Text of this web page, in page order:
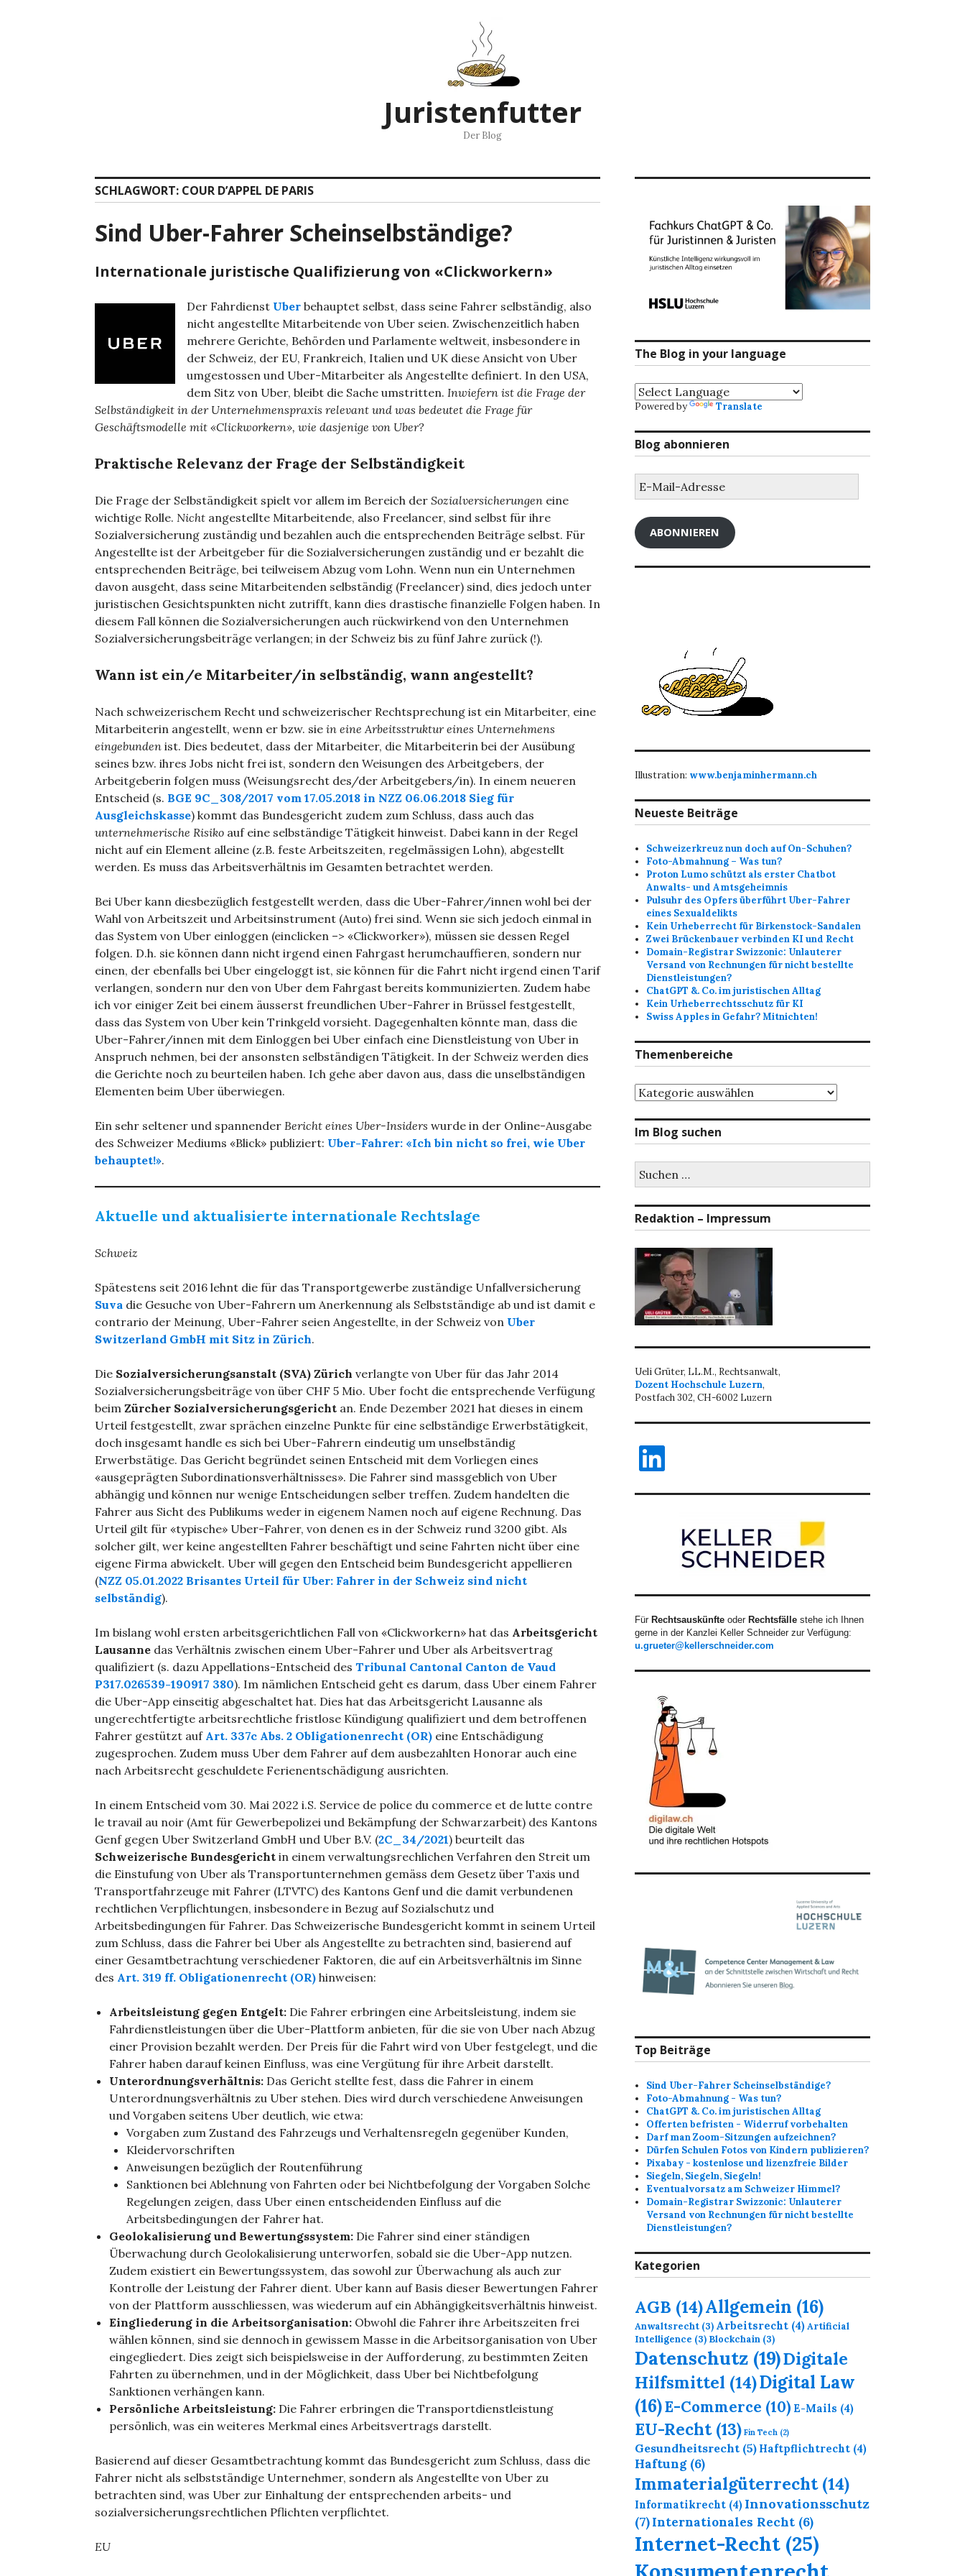
Juristenfutter
Der Blog
SCHLAGWORT: COUR D’APPEL DE PARIS
Sind Uber-Fahrer Scheinselbständige?
Internationale juristische Qualifizierung von «Clickworkern»
Der Fahrdienst Uber behauptet selbst, dass seine Fahrer selbständig, also
nicht angestellte Mitarbeitende von Uber seien. Zwischenzeitlich haben
mehrere Gerichte, Behörden und Parlamente weltweit, insbesondere in
der Schweiz, der EU, Frankreich, Italien und UK diese Ansicht von Uber
umgestossen und Uber-Mitarbeiter als Angestellte definiert. In den USA,
dem Sitz von Uber, bleibt die Sache umstritten. Inwiefern ist die Frage der
Selbständigkeit in der Unternehmenspraxis relevant und was bedeutet die Frage für
Geschäftsmodelle mit «Clickworkern», wie dasjenige von Uber?
Praktische Relevanz der Frage der Selbständigkeit
Die Frage der Selbständigkeit spielt vor allem im Bereich der Sozialversicherungen eine
wichtige Rolle. Nicht angestellte Mitarbeitende, also Freelancer, sind selbst für ihre
Sozialversicherung zuständig und bezahlen auch die entsprechenden Beiträge selbst. Für
Angestellte ist der Arbeitgeber für die Sozialversicherungen zuständig und er bezahlt die
entsprechenden Beiträge, bei teilweisem Abzug vom Lohn. Wenn nun ein Unternehmen
davon ausgeht, dass seine Mitarbeitenden selbständig (Freelancer) sind, dies jedoch unter
juristischen Gesichtspunkten nicht zutrifft, kann dies drastische finanzielle Folgen haben. In
diesem Fall können die Sozialversicherungen auch rückwirkend von den Unternehmen
Sozialversicherungsbeiträge verlangen; in der Schweiz bis zu fünf Jahre zurück (!).
Wann ist ein/e Mitarbeiter/in selbständig, wann angestellt?
Nach schweizerischem Recht und schweizerischer Rechtsprechung ist ein Mitarbeiter, eine
Mitarbeiterin angestellt, wenn er bzw. sie in eine Arbeitsstruktur eines Unternehmens
eingebunden ist. Dies bedeutet, dass der Mitarbeiter, die Mitarbeiterin bei der Ausübung
seines bzw. ihres Jobs nicht frei ist, sondern den Weisungen des Arbeitgebers, der
Arbeitgeberin folgen muss (Weisungsrecht des/der Arbeitgebers/in). In einem neueren
Entscheid (s. BGE 9C_308/2017 vom 17.05.2018 in NZZ 06.06.2018 Sieg für
Ausgleichskasse) kommt das Bundesgericht zudem zum Schluss, dass auch das
unternehmerische Risiko auf eine selbständige Tätigkeit hinweist. Dabei kann in der Regel
nicht auf ein Element alleine (z.B. feste Arbeitszeiten, regelmässigen Lohn), abgestellt
werden. Es muss das Arbeitsverhältnis im Gesamten betrachtet werden.
Bei Uber kann diesbezüglich festgestellt werden, dass die Uber-Fahrer/innen wohl bei der
Wahl von Arbeitszeit und Arbeitsinstrument (Auto) frei sind. Wenn sie sich jedoch einmal in
das System von Uber einloggen (einclicken –> «Clickworker»), müssen sie dessen Regel
folgen. D.h. sie können dann nicht irgend einen Fahrgast herumchauffieren, sondern nur
einen, der ebenfalls bei Uber eingeloggt ist, sie können für die Fahrt nicht irgend einen Tarif
verlangen, sondern nur den von Uber dem Fahrgast bereits kommunizierten. Zudem habe
ich vor einiger Zeit bei einem äusserst freundlichen Uber-Fahrer in Brüssel festgestellt,
dass das System von Uber kein Trinkgeld vorsieht. Dagegenhalten könnte man, dass die
Uber-Fahrer/innen mit dem Einloggen bei Uber einfach eine Dienstleistung von Uber in
Anspruch nehmen, bei der ansonsten selbständigen Tätigkeit. In der Schweiz werden dies
die Gerichte noch zu beurteilen haben. Ich gehe aber davon aus, dass die unselbständigen
Elementen beim Uber überwiegen.
Ein sehr seltener und spannender Bericht eines Uber-Insiders wurde in der Online-Ausgabe
des Schweizer Mediums «Blick» publiziert: Uber-Fahrer: «Ich bin nicht so frei, wie Uber
behauptet!».
Aktuelle und aktualisierte internationale Rechtslage
Schweiz
Spätestens seit 2016 lehnt die für das Transportgewerbe zuständige Unfallversicherung
Suva die Gesuche von Uber-Fahrern um Anerkennung als Selbstständige ab und ist damit e
contrario der Meinung, Uber-Fahrer seien Angestellte, in der Schweiz von Uber
Switzerland GmbH mit Sitz in Zürich.
Die Sozialversicherungsanstalt (SVA) Zürich verlangte von Uber für das Jahr 2014
Sozialversicherungsbeiträge von über CHF 5 Mio. Uber focht die entsprechende Verfügung
beim Zürcher Sozialversicherungsgericht an. Ende Dezember 2021 hat dieses in einem
Urteil festgestellt, zwar sprächen einzelne Punkte für eine selbständige Erwerbstätigkeit,
doch insgesamt handle es sich bei Uber-Fahrern eindeutig um unselbständig
Erwerbstätige. Das Gericht begründet seinen Entscheid mit dem Vorliegen eines
«ausgeprägten Subordinationsverhältnisses». Die Fahrer sind massgeblich von Uber
abhängig und können nur wenige Entscheidungen selber treffen. Zudem handelten die
Fahrer aus Sicht des Publikums weder in eigenem Namen noch auf eigene Rechnung. Das
Urteil gilt für «typische» Uber-Fahrer, von denen es in der Schweiz rund 3200 gibt. Als
solcher gilt, wer keine angestellten Fahrer beschäftigt und seine Fahrten nicht über eine
eigene Firma abwickelt. Uber will gegen den Entscheid beim Bundesgericht appellieren
(NZZ 05.01.2022 Brisantes Urteil für Uber: Fahrer in der Schweiz sind nicht
selbständig).
Im bislang wohl ersten arbeitsgerichtlichen Fall von «Clickworkern» hat das Arbeitsgericht
Lausanne das Verhältnis zwischen einem Uber-Fahrer und Uber als Arbeitsvertrag
qualifiziert (s. dazu Appellations-Entscheid des Tribunal Cantonal Canton de Vaud
P317.026539-190917 380). Im nämlichen Entscheid geht es darum, dass Uber einem Fahrer
die Uber-App einseitig abgeschaltet hat. Dies hat das Arbeitsgericht Lausanne als
ungerechtfertigte arbeitsrechtliche fristlose Kündigung qualifiziert und dem betroffenen
Fahrer gestützt auf Art. 337c Abs. 2 Obligationenrecht (OR) eine Entschädigung
zugesprochen. Zudem muss Uber dem Fahrer auf dem ausbezahlten Honorar auch eine
nach Arbeitsrecht geschuldete Ferienentschädigung ausrichten.
In einem Entscheid vom 30. Mai 2022 i.S. Service de police du commerce et de lutte contre
le travail au noir (Amt für Gewerbepolizei und Bekämpfung der Schwarzarbeit) des Kantons
Genf gegen Uber Switzerland GmbH und Uber B.V. (2C_34/2021) beurteilt das
Schweizerische Bundesgericht in einem verwaltungsrechlichen Verfahren den Streit um
die Einstufung von Uber als Transportunternehmen gemäss dem Gesetz über Taxis und
Transportfahrzeuge mit Fahrer (LTVTC) des Kantons Genf und die damit verbundenen
rechtlichen Verpflichtungen, insbesondere in Bezug auf Sozialschutz und
Arbeitsbedingungen für Fahrer. Das Schweizerische Bundesgericht kommt in seinem Urteil
zum Schluss, dass die Fahrer bei Uber als Angestellte zu betrachten sind, basierend auf
einer Gesamtbetrachtung verschiedener Faktoren, die auf ein Arbeitsverhältnis im Sinne
des Art. 319 ff. Obligationenrecht (OR) hinweisen:
Arbeitsleistung gegen Entgelt: Die Fahrer erbringen eine Arbeitsleistung, indem sie
Fahrdienstleistungen über die Uber-Plattform anbieten, für die sie von Uber nach Abzug
einer Provision bezahlt werden. Der Preis für die Fahrt wird von Uber festgelegt, und die
Fahrer haben darauf keinen Einfluss, was eine Vergütung für ihre Arbeit darstellt.
Unterordnungsverhältnis: Das Gericht stellte fest, dass die Fahrer in einem
Unterordnungsverhältnis zu Uber stehen. Dies wird durch verschiedene Anweisungen
und Vorgaben seitens Uber deutlich, wie etwa:
Vorgaben zum Zustand des Fahrzeugs und Verhaltensregeln gegenüber Kunden,
Kleidervorschriften
Anweisungen bezüglich der Routenführung
Sanktionen bei Ablehnung von Fahrten oder bei Nichtbefolgung der Vorgaben Solche
Regelungen zeigen, dass Uber einen entscheidenden Einfluss auf die
Arbeitsbedingungen der Fahrer hat.
Geolokalisierung und Bewertungssystem: Die Fahrer sind einer ständigen
Überwachung durch Geolokalisierung unterworfen, sobald sie die Uber-App nutzen.
Zudem existiert ein Bewertungssystem, das sowohl zur Überwachung als auch zur
Kontrolle der Leistung der Fahrer dient. Uber kann auf Basis dieser Bewertungen Fahrer
von der Plattform ausschliessen, was wiederum auf ein Abhängigkeitsverhältnis hinweist.
Eingliederung in die Arbeitsorganisation: Obwohl die Fahrer ihre Arbeitszeiten frei
wählen können, sind sie dennoch in gewissem Masse in die Arbeitsorganisation von Uber
eingegliedert. Dies zeigt sich beispielsweise in der Aufforderung, zu bestimmten Zeiten
Fahrten zu übernehmen, und in der Möglichkeit, dass Uber bei Nichtbefolgung
Sanktionen verhängen kann.
Persönliche Arbeitsleistung: Die Fahrer erbringen die Transportdienstleistung
persönlich, was ein weiteres Merkmal eines Arbeitsvertrags darstellt.
Basierend auf dieser Gesamtbetrachtung kommt das Bundesgericht zum Schluss, dass die
Fahrer nicht als selbstständige Unternehmer, sondern als Angestellte von Uber zu
betrachten sind, was Uber zur Einhaltung der entsprechenden arbeits- und
sozialversicherungsrechtlichen Pflichten verpflichtet.
EU
The Blog in your language
Powered by Translate
Blog abonnieren
Mail-
ABONNIEREN
Illustration: www.benjaminhermann.ch
Neueste Beiträge
Schweizerkreuz nun doch auf On-Schuhen?
Foto-Abmahnung – Was tun?
Proton Lumo schützt als erster Chatbot
Anwalts- und Amtsgeheimnis
Pulsuhr des Opfers überführt Uber-Fahrer
eines Sexualdelikts
Kein Urheberrecht für Birkenstock-Sandalen
Zwei Brückenbauer verbinden KI und Recht
Domain-Registrar Swizzonic: Unlauterer
Versand von Rechnungen für nicht bestellte
Dienstleistungen?
ChatGPT &. Co. im juristischen Alltag
Kein Urheberrechtsschutz für KI
Swiss Apples in Gefahr? Mitnichten!
Themenbereiche
Themenbereiche
Im Blog suchen
nach:
Redaktion – Impressum
Ueli Grüter, LL.M., Rechtsanwalt,
Dozent Hochschule Luzern,
Postfach 302, CH-6002 Luzern
LinkedIn
Für Rechtsauskünfte oder Rechtsfälle stehe ich Ihnen
gerne in der Kanzlei Keller Schneider zur Verfügung:
u.grueter@kellerschneider.com
Top Beiträge
Sind Uber-Fahrer Scheinselbständige?
Foto-Abmahnung - Was tun?
ChatGPT &. Co. im juristischen Alltag
Offerten befristen - Widerruf vorbehalten
Darf man Zoom-Sitzungen aufzeichnen?
Dürfen Schulen Fotos von Kindern publizieren?
Pixabay - kostenlose und lizenzfreie Bilder
Siegeln, Siegeln, Siegeln!
Eventualvorsatz am Schweizer Himmel?
Domain-Registrar Swizzonic: Unlauterer
Versand von Rechnungen für nicht bestellte
Dienstleistungen?
Kategorien
AGB (14)Allgemein (16)
Anwaltsrecht (3) Arbeitsrecht (4)Artificial
Intelligence (3) Blockchain (3)
Datenschutz (19)Digitale
Hilfsmittel (14)Digital Law
(16)E-Commerce (10) E-Mails (4)
EU-Recht(13) Fin Tech (2)
Gesundheitsrecht (5) Haftpflichtrecht (4)
Haftung(6)
Immaterialgüterrecht(14)
Informatikrecht (4) Innovationsschutz
(7)Internationales Recht (6)
Internet-Recht (25)